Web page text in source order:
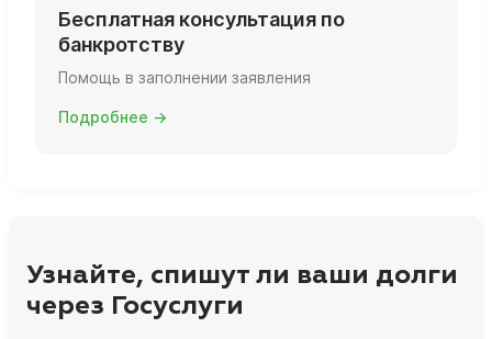
Бесплатная консультация по
банкротству
Помощь в заполнении заявления
Подробнее →
Узнайте, спишут ли ваши долги
через Госуслуги